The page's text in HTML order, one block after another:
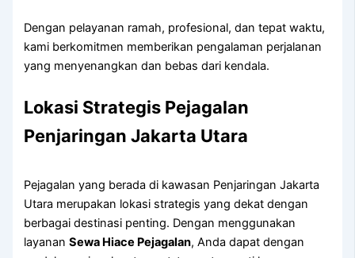
Dengan pelayanan ramah, profesional, dan tepat waktu,
kami berkomitmen memberikan pengalaman perjalanan
yang menyenangkan dan bebas dari kendala.
Lokasi Strategis Pejagalan
Penjaringan Jakarta Utara
Pejagalan yang berada di kawasan Penjaringan Jakarta
Utara merupakan lokasi strategis yang dekat dengan
berbagai destinasi penting. Dengan menggunakan
layananSewa Hiace Pejagalan, Anda dapat dengan